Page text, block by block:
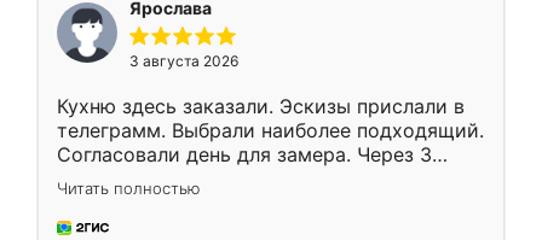
Ярослава
3 августа 2026
Кухню здесь заказали. Эскизы прислали в
телеграмм. Выбрали наиболее подходящий.
Согласовали день для замера. Через 3
недели кухня была уже готова. Остались
довольны работой. Спасибо Ренессанс
мебель за качественную работу!
Читать полностью